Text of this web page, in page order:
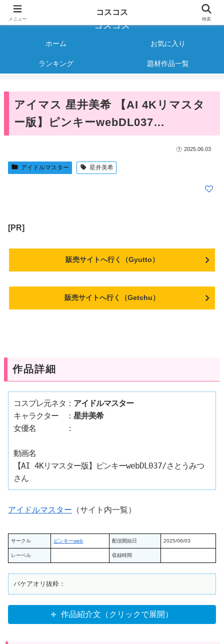
様々なジャンルのコスプレAVをご紹介する情報サイト
コスコス
ホーム お気に入り
ランキング 題材作品一覧
アイマス 星井美希 【AI 4Kリマスタ
ー版】ピンキーwebDL037…
2025.06.03
アイドルマスター 星井美希
[PR]
販売サイトへ行く（Gyutto）
販売サイトへ行く（Getchu）
作品詳細
コスプレ元ネタ： アイドルマスター
キャラクター　： 星井美希
女優名　　　　：
動画名
【AI 4Kリマスター版】ピンキーwebDL037/さとうみつ
アイドルマスター （サイト内一覧）
サークル ピンキーweb 配信開始日 2025/06/03
レーベル 収録時間
作品紹介文（クリックで展開）
メニュー
コスコス
検索